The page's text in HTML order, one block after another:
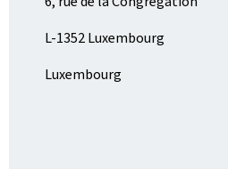
L-1352 Luxembourg
Luxembourg